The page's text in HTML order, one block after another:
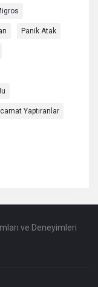
Panik Atak
Yaptıranlar
ve Deneyimleri